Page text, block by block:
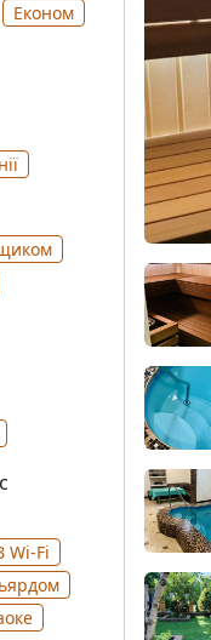
Економ
Wi-Fi